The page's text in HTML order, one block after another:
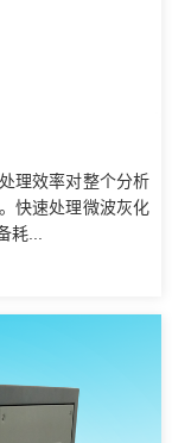
理效率对整个分析
快速处理微波灰化
耗...